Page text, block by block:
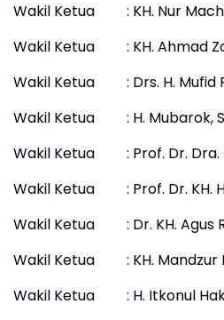
Wakil Ketua : KH. Nur
Wakil Ketua : KH. Ahmad
Wakil Ketua : Drs. H. Mufid
Wakil Ketua : H. Mubarok,
Wakil Ketua : Prof. Dr. Dra.
Wakil Ketua : Prof. Dr. KH.
Wakil Ketua : Dr. KH. Agus
Wakil Ketua : KH. Mandzur
Wakil Ketua : H. Itkonul